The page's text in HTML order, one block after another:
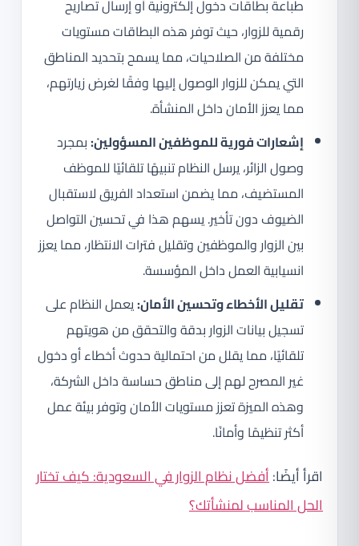
طباعة بطاقات دخول إلكترونية أو إرسال تصاريح
رقمية للزوار، حيث توفر هذه البطاقات مستويات
مختلفة من الصلاحيات، مما يسمح بتحديد المناطق
التي يمكن للزوار الوصول إليها وفقًا لغرض زيارتهم،
مما يعزز الأمان داخل المنشأة.
إشعارات فورية للموظفين المسؤولين:بمجرد
وصول الزائر، يرسل النظام تنبيهًا تلقائيًا للموظف
المستضيف، مما يضمن استعداد الفريق لاستقبال
الضيوف دون تأخير. يسهم هذا في تحسين التواصل
بين الزوار والموظفين وتقليل فترات الانتظار، مما يعزز
انسيابية العمل داخل المؤسسة.
تقليل الأخطاء وتحسين الأمان:يعمل النظام على
تسجيل بيانات الزوار بدقة والتحقق من هويتهم
تلقائيًا، مما يقلل من احتمالية حدوث أخطاء أو دخول
غير المصرح لهم إلى مناطق حساسة داخل الشركة،
وهذه الميزة تعزز مستويات الأمان وتوفر بيئة عمل
أكثر تنظيمًا وأمانًا.
اقرأ أيضًا:أفضل نظام الزوار في السعودية: كيف تختار
الحل المناسب لمنشأتك؟